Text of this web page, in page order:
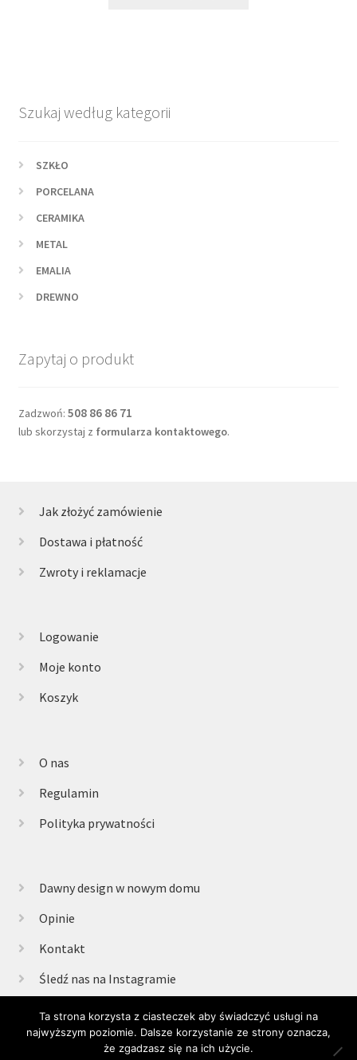
Szukaj według kategorii
SZKŁO
PORCELANA
CERAMIKA
METAL
EMALIA
DREWNO
Zapytaj o produkt
Zadzwoń: 508 86 86 71
lub skorzystaj z formularza kontaktowego.
Jak złożyć zamówienie
Dostawa i płatność
Zwroty i reklamacje
Logowanie
Moje konto
Koszyk
O nas
Regulamin
Polityka prywatności
Dawny design w nowym domu
Opinie
Kontakt
Śledź nas na Instagramie
© Retrogabinet 2025
Ta strona korzysta z ciasteczek aby świadczyć usługi na
najwyższym poziomie. Dalsze korzystanie ze strony oznacza,
że zgadzasz się na ich użycie.